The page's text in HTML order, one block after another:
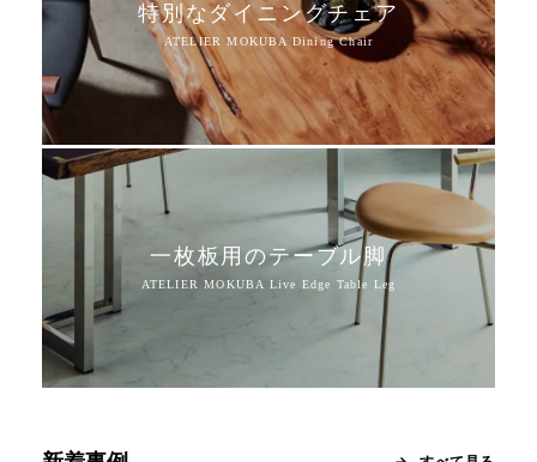
特別なダイニングチェア
一枚板用のテーブル脚